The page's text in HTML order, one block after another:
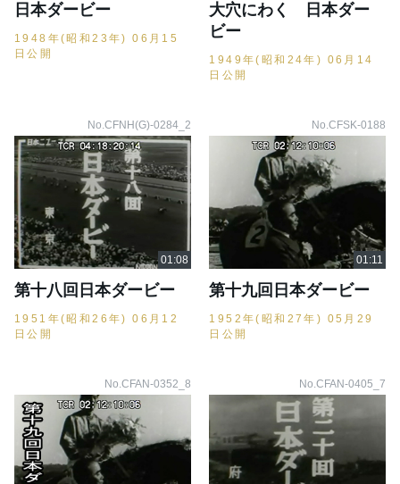
日本ダービー
1948年(昭和23年) 06月15
日公開
大穴にわく 日本ダー
ビー
1949年(昭和24年) 06月14
日公開
No.CFNH(G)-0284_2
第十八回日本ダービー
1951年(昭和26年) 06月12
日公開
No.CFSK-0188
第十九回日本ダービー
1952年(昭和27年) 05月29
日公開
No.CFAN-0352_8 No.CFAN-0405_7